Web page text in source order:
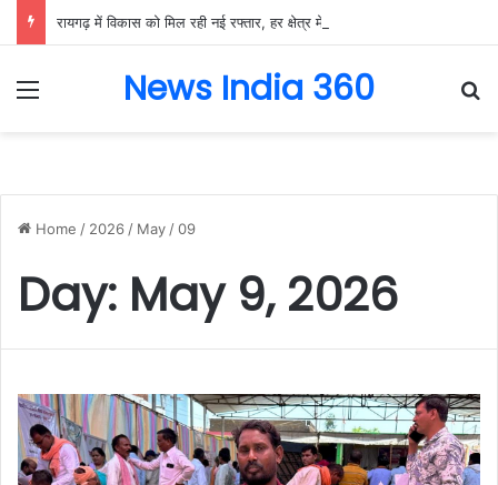
Menu News India 360
Home / 2026 / May /09
Day: May 9, 2026